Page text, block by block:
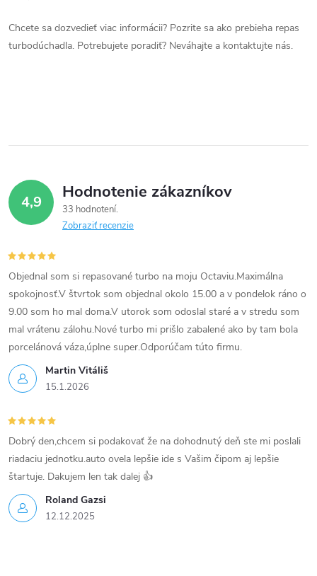
a
r
v
y
v
ý
p
i
s
u
Chcete sa dozvedieť viac informácii? Pozrite sa ako prebieha repas
turbodúchadla. Potrebujete poradiť? Neváhajte a kontaktujte nás.
4,9 Hodnotenie zákazníkov
33 hodnotení
Zobraziť recenzie
Martin Vitáliš
15.1.2026
Objednal som si repasované turbo na moju Octaviu.Maximálna
spokojnosť.V štvrtok som objednal okolo 15.00 a v pondelok ráno o
9.00 som ho mal doma.V utorok som odoslal staré a v stredu som
mal vrátenu zálohu.Nové turbo mi prišlo zabalené ako by tam bola
porcelánová váza,úplne super.Odporúčam túto firmu.
Roland Gazsi
12.12.2025
Dobrý den,chcem si podakovať že na dohodnutý deň ste mi poslali
riadaciu jednotku.auto ovela lepšie ide s Vašim čipom aj lepšie
štartuje. Dakujem len tak dalej 👍